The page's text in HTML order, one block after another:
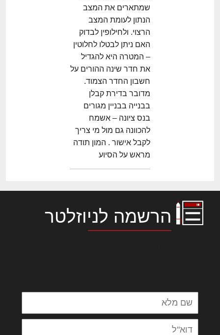
שמתארים את המצב
הנתון לעומת המצב
הרצוי. ולחילופין לבדוק
האם ניתן לבטלו לחלוטין
– המטרה היא להגדיל
את חדר שינה ההורים על
חשבון החדר הצמוד.
מדובר בדירת קבלן
בבנייה בבניין מגורים
בנס ציונה – אשמח
להכוונה גם מול מי צריך
לקבל אישור . המון תודה
מראש על הסיוע
הרשמה לניוזלטר